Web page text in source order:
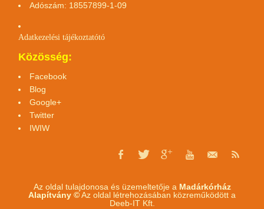
Adószám: 18557899-1-09
Adatkezelési tájékoztatótó
Közösség:
Facebook
Blog
Google+
Twitter
IWIW
Az oldal tulajdonosa és üzemeltetője a Madárkórház
Alapítvány ©Az oldal létrehozásában közreműködött a
Deeb-IT Kft.